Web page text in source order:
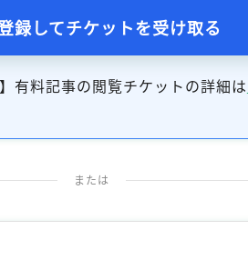
録してチケットを受け取る
有料記事の閲覧チケットの詳細は
または
記事をお気に入
ログイン
ログイン